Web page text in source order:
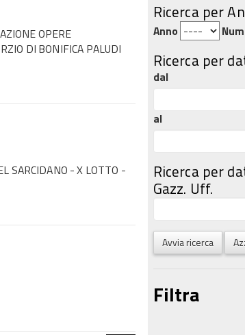
OPERE
DI BONIFICA PALUDI
SARCIDANO - X LOTTO -
Ricerca per
Anno
Ricerca per
dal
al
Ricerca per
Gazz. Uff.
Avvia ricerca
Filtra